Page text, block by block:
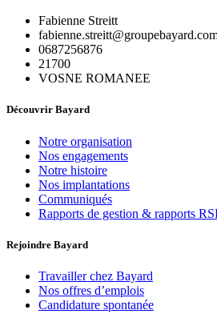
Fabienne Streitt
0687256876
21700
VOSNE ROMANEE
Découvrir Bayard
Notre organisation
Nos engagements
Notre histoire
Nos implantations
Communiqués
Rapports de gestion & rapports
Rejoindre Bayard
Travailler chez Bayard
Nos offres d’emplois
Candidature spontanée